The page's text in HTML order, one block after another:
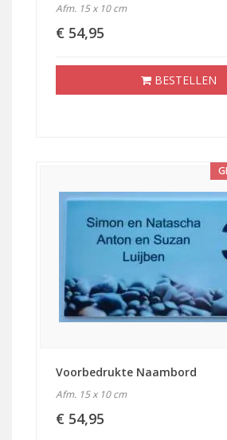
Afm. 15 x 10 cm
€ 54,95
BESTELLEN
Voorbedrukte Naambord
Afm. 15 x 10 cm
€ 54,95